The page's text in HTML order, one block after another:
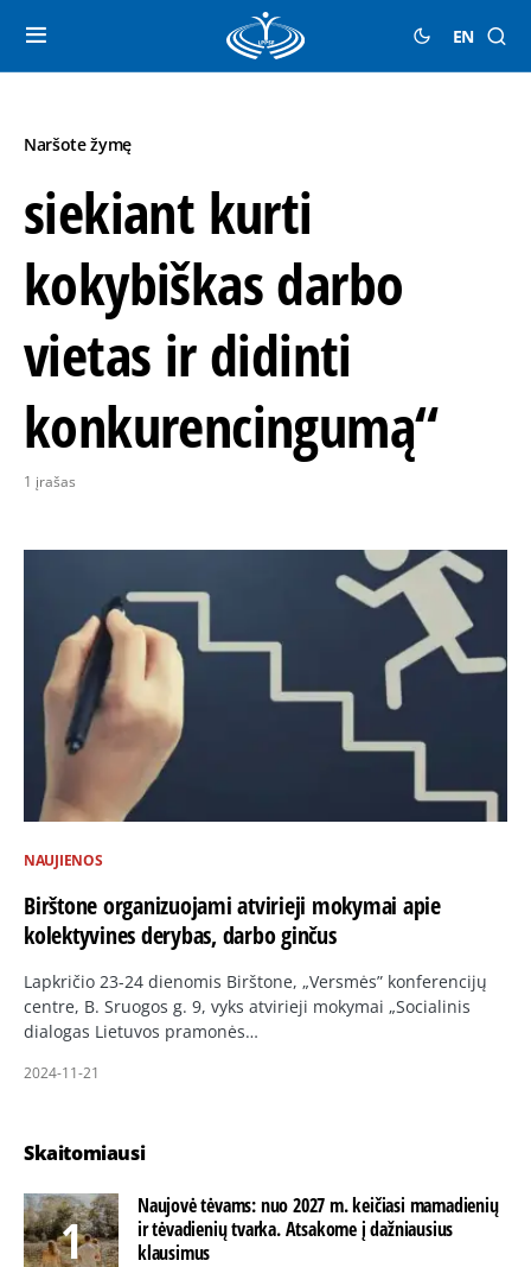
EN
Naršote žymę
siekiant kurti
kokybiškas darbo
vietas ir didinti
konkurencingumą“
1 įrašas
NAUJIENOS
Birštone organizuojami atvirieji mokymai apie
kolektyvines derybas, darbo ginčus
Lapkričio 23-24 dienomis Birštone, „Versmės” konferencijų
centre, B. Sruogos g. 9, vyks atvirieji mokymai „Socialinis
dialogas Lietuvos pramonės…
2024-11-21
Skaitomiausi
Naujovė tėvams: nuo 2027 m. keičiasi mamadienių
ir tėvadienių tvarka. Atsakome į dažniausius
klausimus